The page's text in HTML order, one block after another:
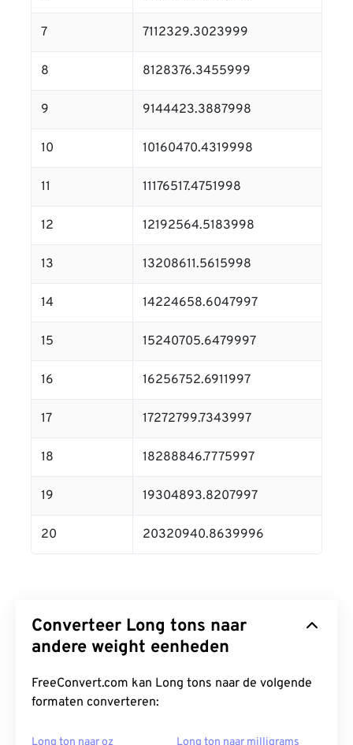
7 7112329.3023999
8 8128376.3455999
9 9144423.3887998
10 10160470.4319998
11 11176517.4751998
12 12192564.5183998
13 13208611.5615998
14 14224658.6047997
15 15240705.6479997
16 16256752.6911997
17 17272799.7343997
18 18288846.7775997
19 19304893.8207997
20 20320940.8639996
Converteer Long tons naar
andere weight eenheden
FreeConvert.com kan Long tons naar de volgende
formaten converteren:
Long ton naar oz Long ton naar milligrams